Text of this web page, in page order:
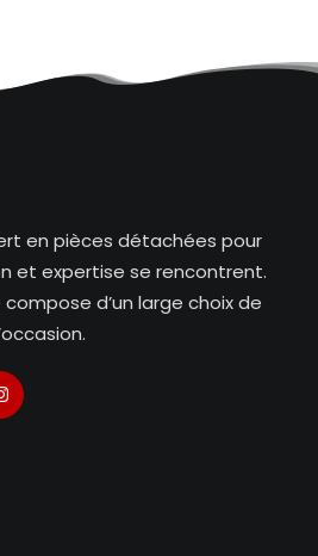
en pièces détachées pour
et expertise se rencontrent.
d’un large choix de